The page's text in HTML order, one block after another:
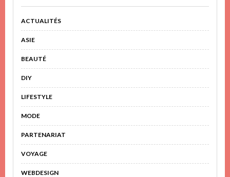
ACTUALITÉS
ASIE
BEAUTÉ
DIY
LIFESTYLE
MODE
PARTENARIAT
VOYAGE
WEBDESIGN